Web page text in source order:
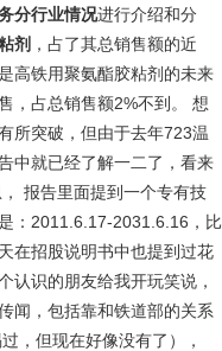
分行业情况进行介绍和分
剂 ，占了其总销售额的近
高铁用聚氨酯胶粘剂的未来
，占总销售额2%不到。 想
所突破，但由于去年723温
中就已经了解一二了，看来
报告里面提到一个专有技
：2011.6.17-2031.6.16，比
在招股说明书中也提到过花
认识的朋友给我开玩笑说，
闻，包括靠和铁道部的关系
，但现在好像没有了），